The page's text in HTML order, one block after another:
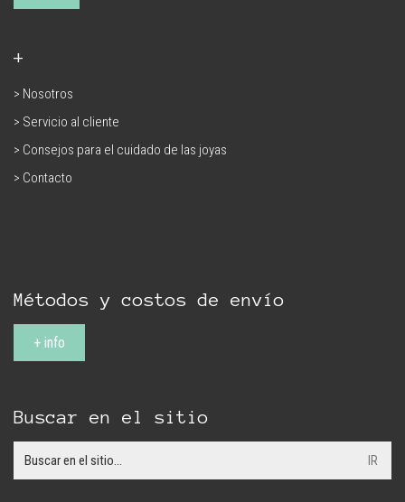
+
> Nosotros
> Servicio al cliente
> Consejos para el cuidado de las joyas
> Contacto
Métodos y costos de envío
+ info
Buscar en el sitio
Search
for: